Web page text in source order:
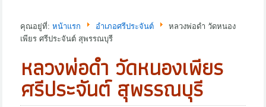
คุณอยู่ที่:หน้าแรก อำเภอศรีประจันต์
หลวงพ่อดำ วัดหนอง
เพียร ศรีประจันต์ สุพรรณบุรี
หลวงพ่อดำ วัดหนองเพียร
ศรีประจันต์ สุพรรณบุรี